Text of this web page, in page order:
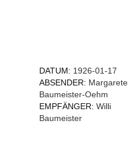
DATUM: 1926-01-17
ABSENDER: Margarete
Baumeister-Oehm
EMPFÄNGER:Willi
Baumeister